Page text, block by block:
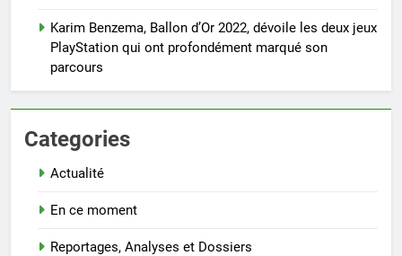
Karim Benzema, Ballon d’Or 2022, dévoile les deux jeux
PlayStation qui ont profondément marqué son
parcours
Categories
Actualité
En ce moment
Reportages, Analyses et Dossiers